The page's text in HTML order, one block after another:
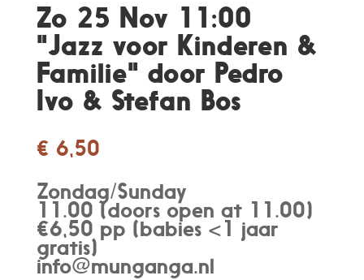
Zo 25 Nov 11:00
"Jazz voor Kinderen &
Familie" door Pedro
Ivo & Stefan Bos
€ 6,50
Zondag/Sunday
11.00 (doors open at 11.00)
€6,50 pp (babies <1 jaar
gratis)
info@munganga.nl